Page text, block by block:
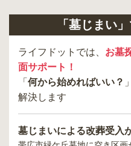
「墓じまい
ライフドットでは、 お墓
面サポート！
「 何から始めればいい？
解決します
墓じまいによる改葬受入